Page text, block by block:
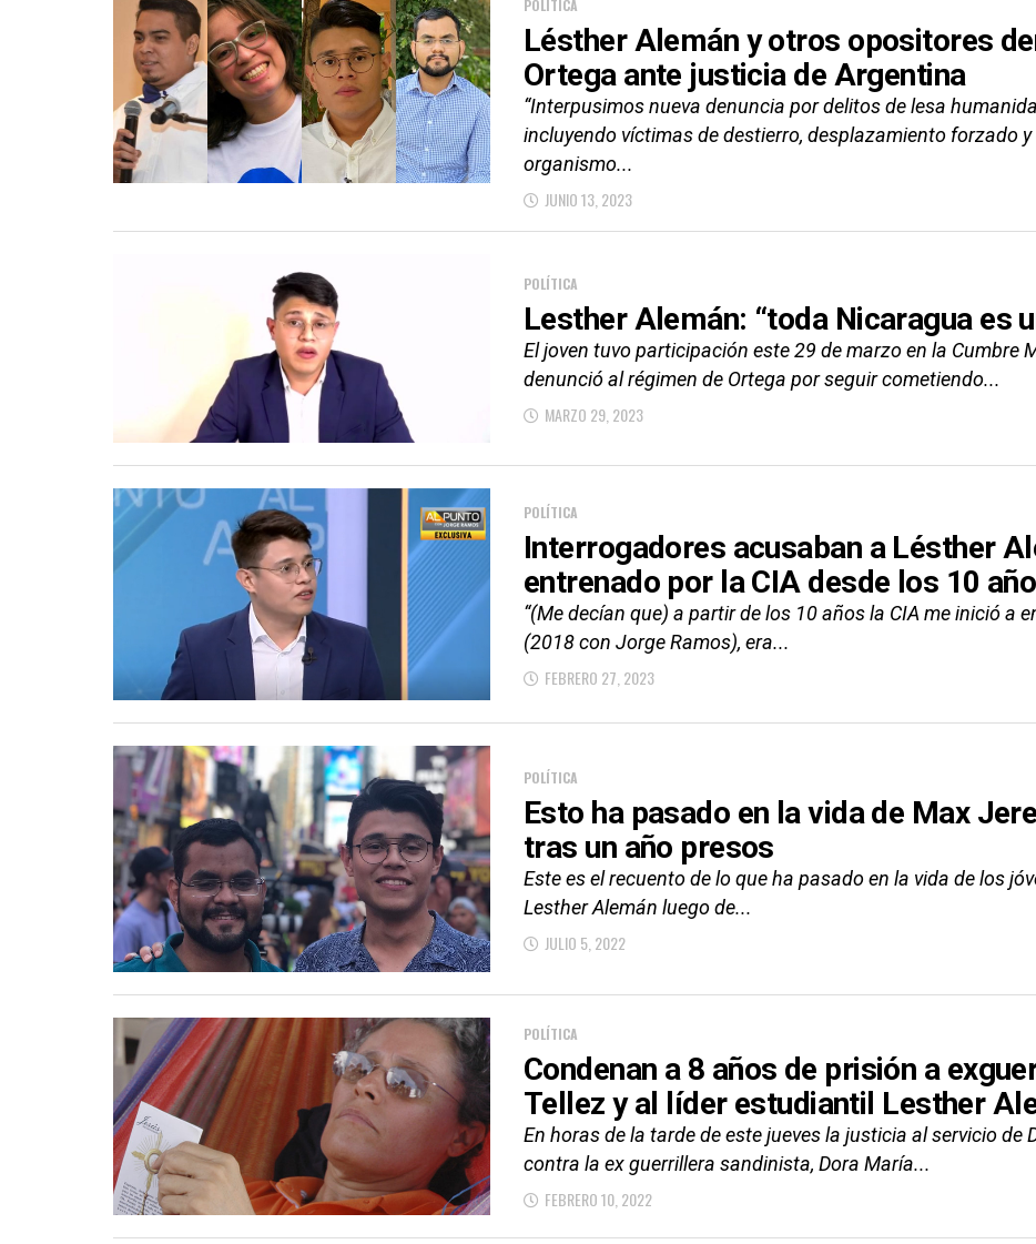
POLÍTICA
Lésther Alemán y otros opositores
Ortega ante justicia de Argentina
“Interpusimos nueva denuncia por delitos de lesa
incluyendo víctimas de destierro, desplazamiento forzado
organismo...
JUNIO 13, 2023
POLÍTICA
Lesther Alemán: “toda Nicaragua es
El joven tuvo participación este 29 de marzo en la Cumbre
denunció al régimen de Ortega por seguir cometiendo...
MARZO 29, 2023
POLÍTICA
Interrogadores acusaban a Lésther
entrenado por la CIA desde los 10
“(Me decían que) a partir de los 10 años la CIA me inició a
(2018 con Jorge Ramos), era...
FEBRERO 27, 2023
POLÍTICA
Esto ha pasado en la vida de Max
tras un año presos
Este es el recuento de lo que ha pasado en la vida de los
Lesther Alemán luego de...
JULIO 5, 2022
POLÍTICA
Condenan a 8 años de prisión a
Tellez y al líder estudiantil Lesther
En horas de la tarde de este jueves la justicia al servicio de
contra la ex guerrillera sandinista, Dora María...
FEBRERO 10, 2022